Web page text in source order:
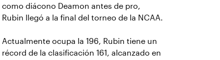
como diácono Deamon antes de pro,
Rubin llegó a la final del torneo de la NCAA.
Actualmente ocupa la 196, Rubin tiene un
récord de la clasificación 161, alcanzado en